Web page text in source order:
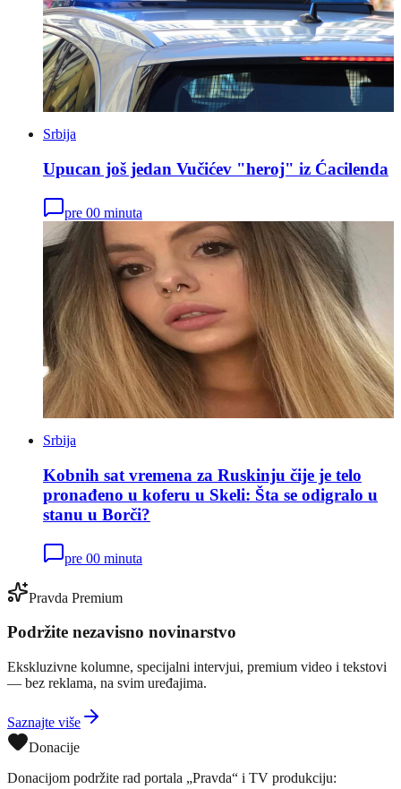
Srbija
Upucan još jedan Vučićev "heroj" iz Ćacilenda
pre 00 minuta
Srbija
Kobnih sat vremena za Ruskinju čije je telo
pronađeno u koferu u Skeli: Šta se odigralo u
stanu u Borči?
pre 00 minuta
Pravda Premium
Podržite nezavisno novinarstvo
Ekskluzivne kolumne, specijalni intervjui, premium video i tekstovi
— bez reklama, na svim uređajima.
Saznajte više
Donacije
Donacijom podržite rad portala „Pravda“ i TV produkciju: